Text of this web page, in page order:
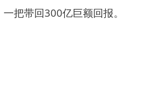
把带回300亿巨额回报。